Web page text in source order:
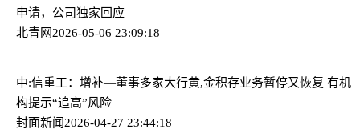
申请，公司独家回应
北青网2026-05-06 23:09:18
中:信重工：增补—董事多家大行黄,金积存业务暂停又恢复 有机
构提示“追高”风险
封面新闻2026-04-27 23:44:18